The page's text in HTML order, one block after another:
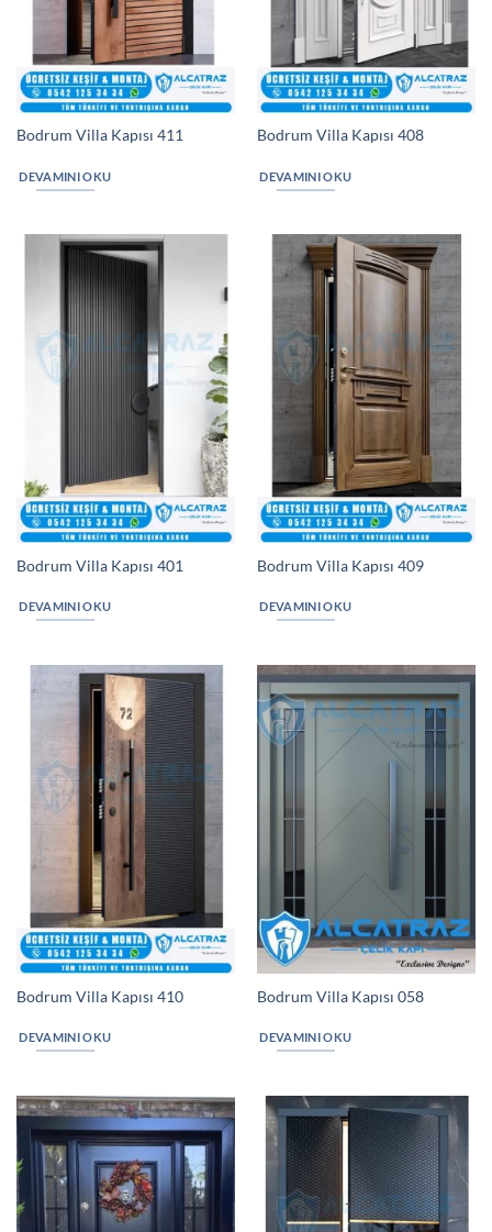
Bodrum Villa Kapısı 411
DEVAMINI OKU
Bodrum Villa Kapısı 408
DEVAMINI OKU
Bodrum Villa Kapısı 401
DEVAMINI OKU
Bodrum Villa Kapısı 409
DEVAMINI OKU
Bodrum Villa Kapısı 410
DEVAMINI OKU
Bodrum Villa Kapısı 058
DEVAMINI OKU